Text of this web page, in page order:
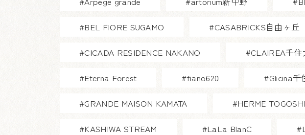
#BEL FIORE SUGAMO #CASABRICKS自由ヶ丘
#CICADA RESIDENCE NAKANO #CLAIREA千住
#Eterna Forest #fiano620 #Glicina千
#GRANDE MAISON KAMATA #HERME TOGOSHI
#KASHIWA STREAM #LaLa BlanC